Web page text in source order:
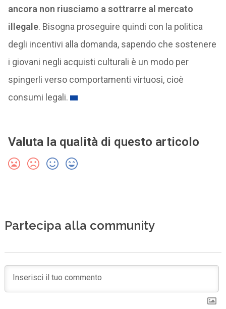
ancora non riusciamo a sottrarre al mercato
illegale. Bisogna proseguire quindi con la politica
degli incentivi alla domanda, sapendo che sostenere
i giovani negli acquisti culturali è un modo per
spingerli verso comportamenti virtuosi, cioè
consumi legali.
Valuta la qualità di questo articolo
Partecipa alla community